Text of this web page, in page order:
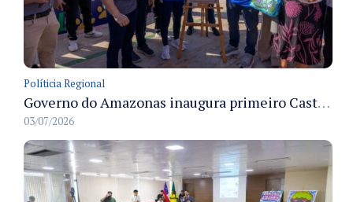
Políticia Regional
Governo do Amazonas inaugura primeiro Castramóvel Fluvial para atendimento veterinário às comunidades ribeirinhas e castração gratuita
03/07/2026